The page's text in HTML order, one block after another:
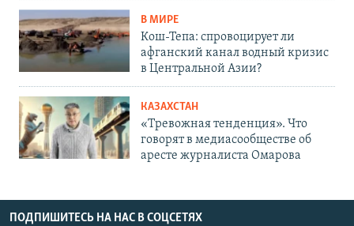
В МИРЕ
Кош-Тепа: спровоцирует ли
афганский канал водный кризис
в Центральной Азии?
КАЗАХСТАН
«Тревожная тенденция». Что
говорят в медиасообществе об
аресте журналиста Омарова
ПОДПИШИТЕСЬ НА НАС В СОЦСЕТЯХ